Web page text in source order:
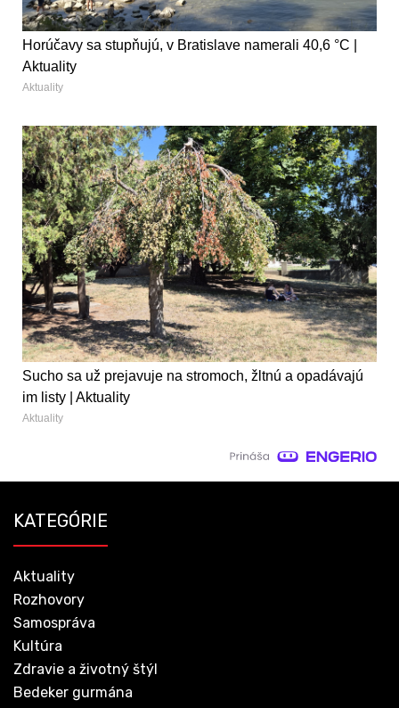
Horúčavy sa stupňujú, v Bratislave namerali 40,6 °C |
Aktuality
Aktuality
Sucho sa už prejavuje na stromoch, žltnú a opadávajú
im listy | Aktuality
Aktuality
KATEGÓRIE
Aktuality
Rozhovory
Samospráva
Kultúra
Zdravie a životný štýl
Bedeker gurmána